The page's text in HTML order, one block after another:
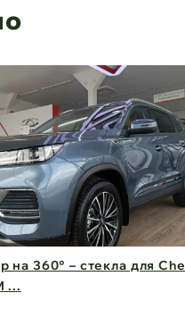
на 360° – стекла для
...